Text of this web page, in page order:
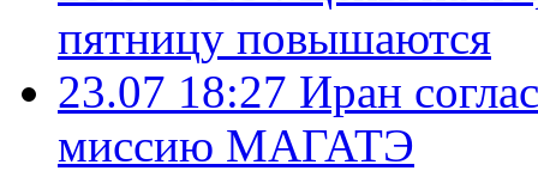
пятницу повышаются
23.07 18:27 Иран
миссию МАГАТЭ